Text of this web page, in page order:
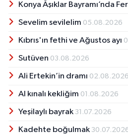
Konya Âşıklar Bayramı’nda
Sevelim sevilelim 05.08.2026
Kıbrıs'ın fethi ve Ağustos ayı
Sutüven 03.08.2026
Ali Ertekin’in dramı 02.08.2026
Al kınalı kekliğim 01.08.2026
Yeşilaylı bayrak 31.07.2026
Kadehte boğulmak